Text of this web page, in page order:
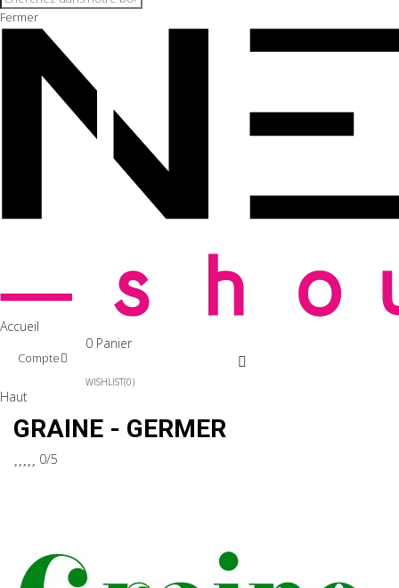
Fermer
Accueil
Compte
0 Panier
WISHLIST 0
Haut
GRAINE - GERMER
0/5